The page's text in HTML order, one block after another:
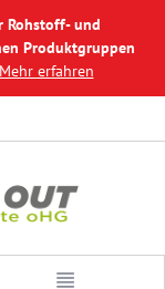
und
Produktgruppen
erfahren